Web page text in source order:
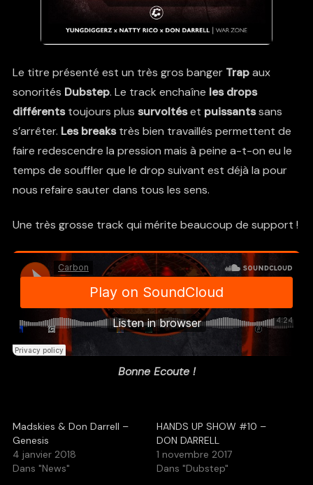
Le titre présenté est un très gros banger Trapaux
sonorités Dubstep. Le track enchaîne les drops
différentstoujours plus survoltéset puissantssans
s’arrêter. Les breakstrès bien travaillés permettent de
faire redescendre la pression mais à peine a-t-on eu le
temps de souffler que le drop suivant est déjà la pour
nous refaire sauter dans tous les sens.
Une très grosse track qui mérite beaucoup de support !
Bonne Ecoute !
Madskies & Don Darrell –
Genesis
4 janvier 2018
Dans "News"
HANDS UP SHOW #10 –
DON DARRELL
1 novembre 2017
Dans "Dubstep"